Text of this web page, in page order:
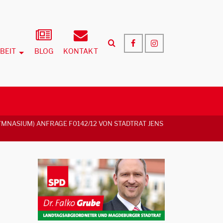
BLOG KONTAKT
ANFRAGE F0142/12 VON STADTRAT JENS H